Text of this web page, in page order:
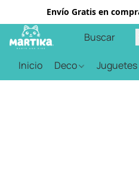
Envío Gratis en
Inicio Deco Juguetes